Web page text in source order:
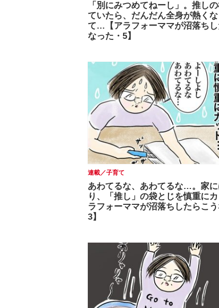
「別にみつめてねーし」。推し
ていたら、だんだん全身が熱くな
て…【アラフォーママが沼落ちし
なった・5】
連載／子育て
あわてるな、あわてるな…。家に
り、「推し」の袋とじを慎重に
ラフォーママが沼落ちしたらこう
3】